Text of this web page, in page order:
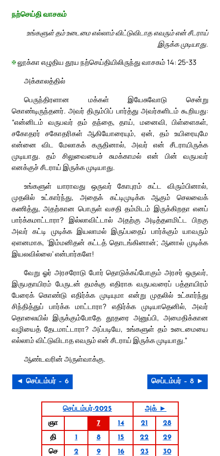
நற்செய்தி வாசகம்
உங்களுள் தம் உடைமை எல்லாம் விட்டுவிடாத எவரும் என் சீடராய்
இருக்க முடியாது.
✠லூக்கா எழுதிய தூய நற்செய்தியிலிருந்து வாசகம் 14: 25-33
அக்காலத்தில்
பெருந்திரளான மக்கள் இயேசுவோடு சென்று
கொண்டிருந்தனர். அவர் திரும்பிப் பார்த்து அவர்களிடம் கூறியது:
“என்னிடம் வருபவர் தம் தந்தை, தாய், மனைவி, பிள்ளைகள்,
சகோதரர் சகோதரிகள் ஆகியோரையும், ஏன், தம் உயிரையுமே
என்னை விட மேலாகக் கருதினால், அவர் என் சீடராயிருக்க
முடியாது. தம் சிலுவையைச் சுமக்காமல் என் பின் வருபவர்
எனக்குச் சீடராய் இருக்க முடியாது.
உங்களுள் யாராவது ஒருவர் கோபுரம் கட்ட விரும்பினால்,
முதலில் உட்கார்ந்து, அதைக் கட்டிமுடிக்க ஆகும் செலவைக்
கணித்து, அதற்கான பொருள் வசதி தம்மிடம் இருக்கிறதா எனப்
பார்க்கமாட்டாரா? இல்லாவிட்டால் அதற்கு அடித்தளமிட்ட பிறகு
அவர் கட்டி முடிக்க இயலாமல் இருப்பதைப் பார்க்கும் யாவரும்
ஏளனமாக, ‘இம்மனிதன் கட்டத் தொடங்கினான்; ஆனால் முடிக்க
இயலவில்லை’ என்பார்களே!
வேறு ஓர் அரசரோடு போர் தொடுக்கப்போகும் அரசர் ஒருவர்,
இருபதாயிரம் பேருடன் தமக்கு எதிராக வருபவரைப் பத்தாயிரம்
பேரைக் கொண்டு எதிர்க்க முடியுமா என்று முதலில் உட்கார்ந்து
சிந்தித்துப் பார்க்க மாட்டாரா? எதிர்க்க முடியாதெனில், அவர்
தொலையில் இருக்கும்போதே தூதரை அனுப்பி, அமைதிக்கான
வழியைத் தேடமாட்டாரா? அப்படியே, உங்களுள் தம் உடைமையை
எல்லாம் விட்டுவிடாத எவரும் என் சீடராய் இருக்க முடியாது.”
ஆண்டவரின் அருள்வாக்கு.
◄ செப்டம்பர் – 6 செப்டம்பர் – 8 ►
செப்டம்பர்-2025
அக் ►
ஞா
7 14 21
28
தி
1 8 15 22
29
செ
2 9 16 23
30